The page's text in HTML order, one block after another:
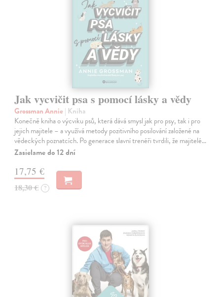
Jak vycvičit psa s pomocí lásky a vědy
Grossman Annie | Kniha
Konečně kniha o výcviku psů, která dává smysl jak pro psy, tak i pro
jejich majitele – a využívá metody pozitivního posilování založené na
vědeckých poznatcích. Po generace slavní trenéři tvrdili, že majitelé…
Zasielame do 12 dní
17,75 €
18,30 € ?